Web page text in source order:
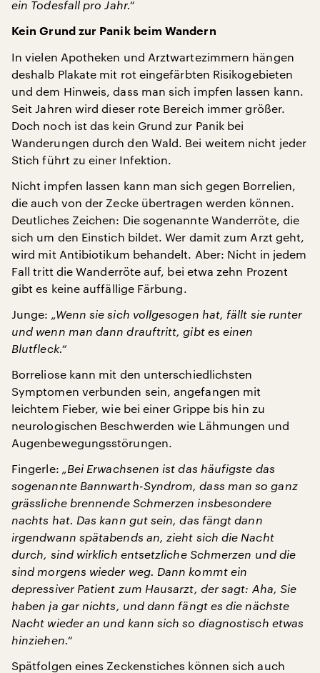
ein Todesfall pro Jahr.“
Kein Grund zur Panik beim Wandern
In vielen Apotheken und Arztwartezimmern hängen
deshalb Plakate mit rot eingefärbten Risikogebieten
und dem Hinweis, dass man sich impfen lassen kann.
Seit Jahren wird dieser rote Bereich immer größer.
Doch noch ist das kein Grund zur Panik bei
Wanderungen durch den Wald. Bei weitem nicht jeder
Stich führt zu einer Infektion.
Nicht impfen lassen kann man sich gegen Borrelien,
die auch von der Zecke übertragen werden können.
Deutliches Zeichen: Die sogenannte Wanderröte, die
sich um den Einstich bildet. Wer damit zum Arzt geht,
wird mit Antibiotikum behandelt. Aber: Nicht in jedem
Fall tritt die Wanderröte auf, bei etwa zehn Prozent
gibt es keine auffällige Färbung.
Junge: „Wenn sie sich vollgesogen hat, fällt sie runter
und wenn man dann drauftritt, gibt es einen
Blutfleck.“
Borreliose kann mit den unterschiedlichsten
Symptomen verbunden sein, angefangen mit
leichtem Fieber, wie bei einer Grippe bis hin zu
neurologischen Beschwerden wie Lähmungen und
Augenbewegungsstörungen.
Fingerle: „Bei Erwachsenen ist das häufigste das
sogenannte Bannwarth-Syndrom, dass man so ganz
grässliche brennende Schmerzen insbesondere
nachts hat. Das kann gut sein, das fängt dann
irgendwann spätabends an, zieht sich die Nacht
durch, sind wirklich entsetzliche Schmerzen und die
sind morgens wieder weg. Dann kommt ein
depressiver Patient zum Hausarzt, der sagt: Aha, Sie
haben ja gar nichts, und dann fängt es die nächste
Nacht wieder an und kann sich so diagnostisch etwas
hinziehen.“
Spätfolgen eines Zeckenstiches können sich auch